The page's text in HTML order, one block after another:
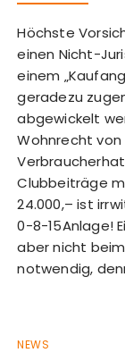
Höchste
einen Nicht-
einem
geradezu
abgewickelt
Wohnrecht
Clubbeiträge
24.000,– ist
0-8-15Anlage!
aber nicht
notwendig,
NEWS